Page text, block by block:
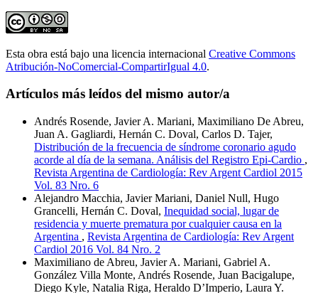
Esta obra está bajo una licencia internacional Creative Commons
Atribución-NoComercial-CompartirIgual 4.0.
Artículos más leídos del mismo autor/a
Andrés Rosende, Javier A. Mariani, Maximiliano De Abreu,
Juan A. Gagliardi, Hernán C. Doval, Carlos D. Tajer,
Distribución de la frecuencia de síndrome coronario agudo
acorde al día de la semana. Análisis del Registro Epi-Cardio ,
Revista Argentina de Cardiología: Rev Argent Cardiol 2015
Vol. 83 Nro. 6
Alejandro Macchia, Javier Mariani, Daniel Null, Hugo
Grancelli, Hernán C. Doval, Inequidad social, lugar de
residencia y muerte prematura por cualquier causa en la
Argentina , Revista Argentina de Cardiología: Rev Argent
Cardiol 2016 Vol. 84 Nro. 2
Maximiliano de Abreu, Javier A. Mariani, Gabriel A.
González Villa Monte, Andrés Rosende, Juan Bacigalupe,
Diego Kyle, Natalia Riga, Heraldo D’Imperio, Laura Y.